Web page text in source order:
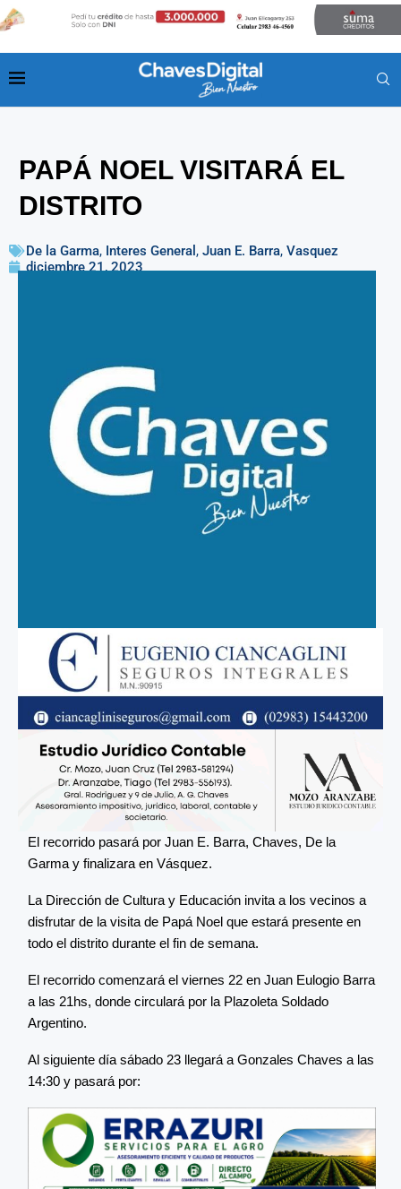
PAPÁ NOEL VISITARÁ EL
DISTRITO
De la Garma, Interes General , Juan E. Barra, Vasquez
diciembre 21, 2023
El recorrido pasará por Juan E. Barra, Chaves, De la
Garma y finalizara en Vásquez.
La Dirección de Cultura y Educación invita a los vecinos a
disfrutar de la visita de Papá Noel que estará presente en
todo el distrito durante el fin de semana.
El recorrido comenzará el viernes 22 en Juan Eulogio Barra
a las 21hs, donde circulará por la Plazoleta Soldado
Argentino.
Al siguiente día sábado 23 llegará a Gonzales Chaves a las
14:30 y pasará por: